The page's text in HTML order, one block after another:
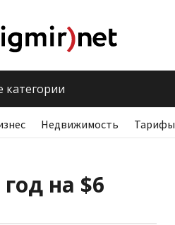
категории
Недвижимость Тарифы
на $6